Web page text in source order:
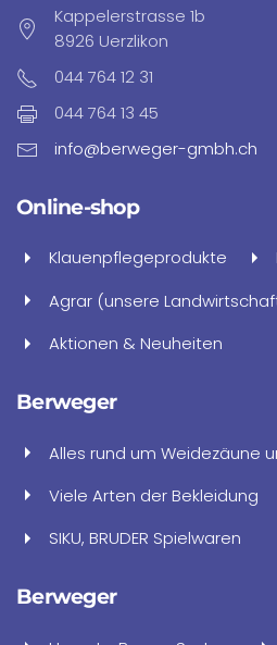
Kappelerstrasse 1b
8926 Uerzlikon
044 764 12 31
044 764 13 45
info@berweger-gmbh.ch
Online-shop
Klauenpflegeprodukte
Agrar (unsere
Aktionen & Neuheiten
Berweger
Alles rund um Weidezäune
Viele Arten der Bekleidung
SIKU, BRUDER Spielwaren
Berweger